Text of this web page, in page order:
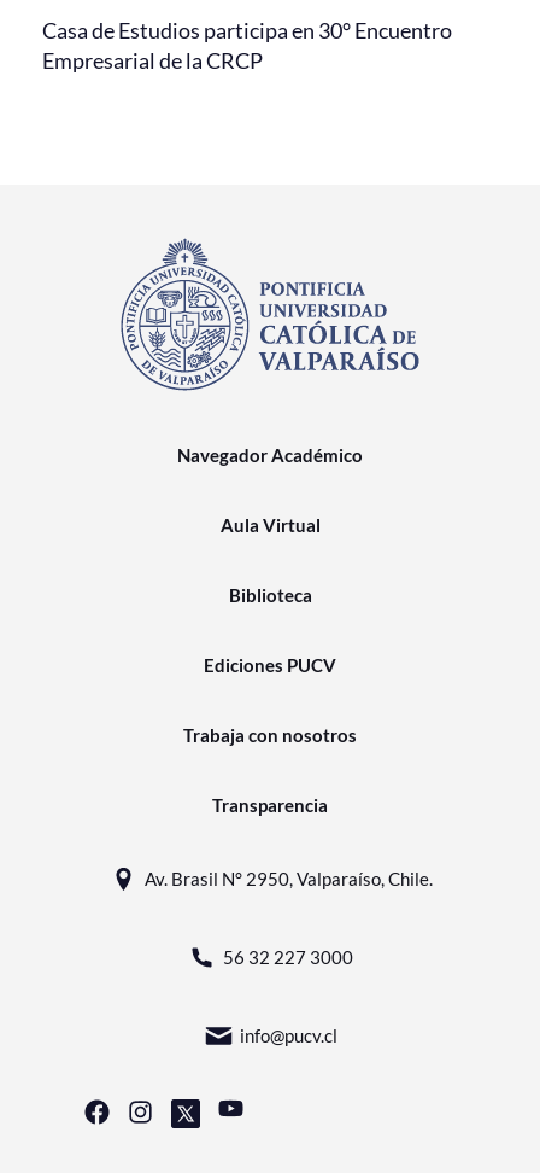
Casa de Estudios participa en 30° Encuentro
Empresarial de la CRCP
Navegador Académico
Aula Virtual
Biblioteca
Ediciones PUCV
Trabaja con nosotros
Transparencia
Av. Brasil N° 2950, Valparaíso, Chile.
56 32 227 3000
info@pucv.cl